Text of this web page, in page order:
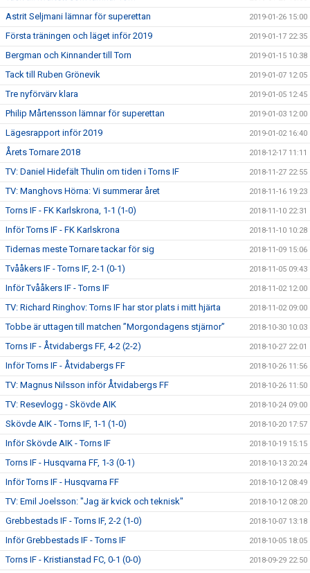
Astrit Seljmani lämnar för superettan 2019-01-26 15:00
Första träningen och läget inför 2019 2019-01-17 22:35
Bergman och Kinnander till Torn 2019-01-15 10:38
Tack till Ruben Grönevik 2019-01-07 12:05
Tre nyförvärv klara 2019-01-05 12:45
Philip Mårtensson lämnar för superettan 2019-01-03 12:00
Lägesrapport inför 2019 2019-01-02 16:40
Årets Tornare 2018 2018-12-17 11:11
TV: Daniel Hidefält Thulin om tiden i Torns IF 2018-11-27 22:55
TV: Manghovs Hörna: Vi summerar året 2018-11-16 19:23
Torns IF - FK Karlskrona, 1-1 (1-0) 2018-11-10 22:31
Inför Torns IF - FK Karlskrona 2018-11-10 10:28
Tidernas meste Tornare tackar för sig 2018-11-09 15:06
Tvååkers IF - Torns IF, 2-1 (0-1) 2018-11-05 09:43
Inför Tvååkers IF - Torns IF 2018-11-02 12:00
TV: Richard Ringhov: Torns IF har stor plats i mitt hjärta 2018-11-02 09:00
Tobbe är uttagen till matchen ”Morgondagens stjärnor” 2018-10-30 10:03
Torns IF - Åtvidabergs FF, 4-2 (2-2) 2018-10-27 22:01
Inför Torns IF - Åtvidabergs FF 2018-10-26 11:56
TV: Magnus Nilsson inför Åtvidabergs FF 2018-10-26 11:50
TV: Resevlogg - Skövde AIK 2018-10-24 09:00
Skövde AIK - Torns IF, 1-1 (1-0) 2018-10-20 17:57
Inför Skövde AIK - Torns IF 2018-10-19 15:15
Torns IF - Husqvarna FF, 1-3 (0-1) 2018-10-13 20:24
Inför Torns IF - Husqvarna FF 2018-10-12 08:49
TV: Emil Joelsson: "Jag är kvick och teknisk" 2018-10-12 08:20
Grebbestads IF - Torns IF, 2-2 (1-0) 2018-10-07 13:18
Inför Grebbestads IF - Torns IF 2018-10-05 18:05
Torns IF - Kristianstad FC, 0-1 (0-0) 2018-09-29 22:50